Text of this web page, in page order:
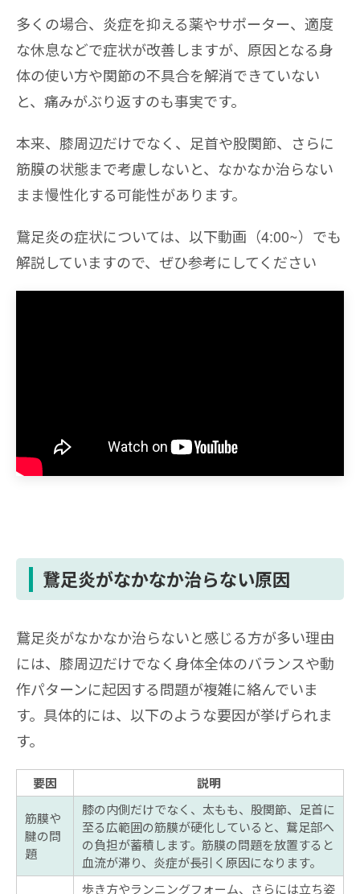
多くの場合、炎症を抑える薬やサポーター、適度
な休息などで症状が改善しますが、原因となる身
体の使い方や関節の不具合を解消できていない
と、痛みがぶり返すのも事実です。
本来、膝周辺だけでなく、足首や股関節、さらに
筋膜の状態まで考慮しないと、なかなか治らない
まま慢性化する可能性があります。
鵞足炎の症状については、以下動画（4:00~）でも
解説していますので、ぜひ参考にしてください
鵞足炎がなかなか治らない原因
鵞足炎がなかなか治らないと感じる方が多い理由
には、膝周辺だけでなく身体全体のバランスや動
作パターンに起因する問題が複雑に絡んでいま
す。具体的には、以下のような要因が挙げられま
す。
要因 説明
筋膜や
腱の問
題
膝の内側だけでなく、太もも、股関節、足首に
至る広範囲の筋膜が硬化していると、鵞足部へ
の負担が蓄積します。筋膜の問題を放置すると
血流が滞り、炎症が長引く原因になります。
歩き方やランニングフォーム、さらには立ち姿